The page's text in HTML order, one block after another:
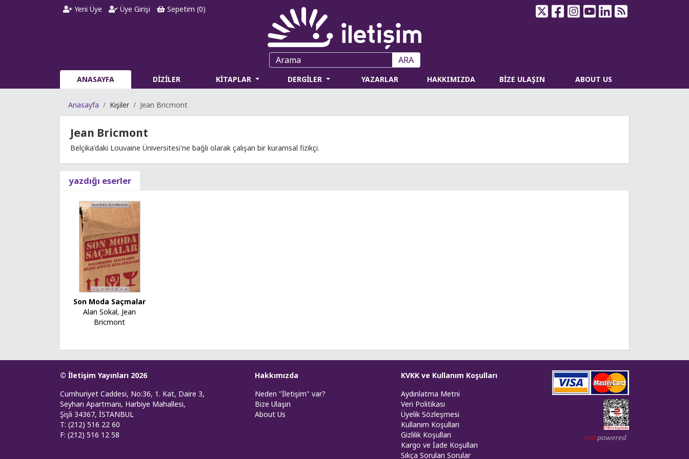
Yeni Üye Üye Girişi Sepetim (0)
ARA
ANASAYFA DİZİLER KİTAPLAR DERGİLER YAZARLAR HAKKIMIZDA BİZE ULAŞIN ABOUT US
Anasayfa Kişiler Jean Bricmont
Jean Bricmont
Belçika'daki Louvaine Üniversitesi'ne bağlı olarak çalışan bir kuramsal fizikçi.
yazdığı eserler
Son Moda Saçmalar
Alan Sokal, Jean
Bricmont
© İletişim Yayınları 2026
Cumhuriyet Caddesi, No:36, 1. Kat, Daire 3,
Seyhan Apartmanı, Harbiye Mahallesi,
Şişli 34367, İSTANBUL
T: (212) 516 22 60
F: (212) 516 12 58
Hakkımızda
Neden "İletişim" var?
Bize Ulaşın
About Us
KVKK ve Kullanım Koşulları
Aydınlatma Metni
Veri Politikası
Üyelik Sözleşmesi
Kullanım Koşulları
Gizlilik Koşulları
Kargo ve İade Koşulları
Sıkça Sorulan Sorular
Web tasarım: Red Bilişim